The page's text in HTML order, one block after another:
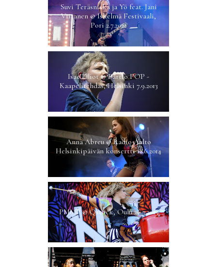
Suvi Teräsniska ja Yö feat. Jani
Viitanen @ Iskelmä Festivaali,
Pori 2.7.2021
Isac Elliot @ Partio POP -
Kaapelitehdas, Helsinki 7.9.2013
Anna Abreu @ Radio Aalto
Helsinkipäivän konsertti 12.6.2014
PMMP @ Qstock, Oulu 26.7.2013